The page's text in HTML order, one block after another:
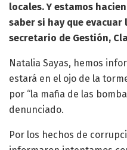
locales. Y estamos
saber si hay que evacuar
secretario de Gestión,
Natalia Sayas, hemos
estará en el ojo de la
por “la mafia de las
denunciado.
Por los hechos de